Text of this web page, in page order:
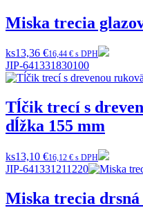
Miska trecia
ks13,36 €16,44 € s DPH
JIP-641331830100
Tĺčik trecí s
dĺžka 155 mm
ks13,10 €16,12 € s DPH
JIP-641331211220
Miska trecia drsná